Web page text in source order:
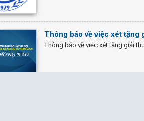
Thông báo về việc xét tặng
Thông báo về việc xét tặng giải